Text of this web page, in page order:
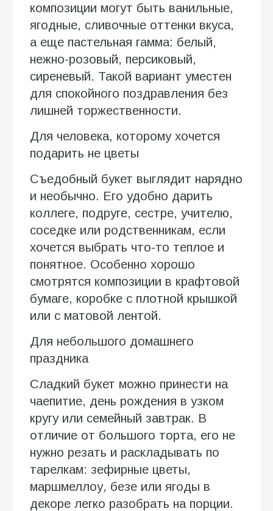
композиции могут быть ванильные,
ягодные, сливочные оттенки вкуса,
а еще пастельная гамма: белый,
нежно-розовый, персиковый,
сиреневый. Такой вариант уместен
для спокойного поздравления без
лишней торжественности.
Для человека, которому хочется
подарить не цветы
Съедобный букет выглядит нарядно
и необычно. Его удобно дарить
коллеге, подруге, сестре, учителю,
соседке или родственникам, если
хочется выбрать что-то теплое и
понятное. Особенно хорошо
смотрятся композиции в крафтовой
бумаге, коробке с плотной крышкой
или с матовой лентой.
Для небольшого домашнего
праздника
Сладкий букет можно принести на
чаепитие, день рождения в узком
кругу или семейный завтрак. В
отличие от большого торта, его не
нужно резать и раскладывать по
тарелкам: зефирные цветы,
маршмеллоу, безе или ягоды в
декоре легко разобрать на порции.